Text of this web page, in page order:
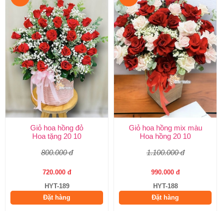
Giỏ hoa hồng đỏ
Hoa tặng 20 10
800.000 đ
720.000 đ
HYT-189
Đặt hàng
Giỏ hoa hồng mix màu
Hoa hồng 20 10
1.100.000 đ
990.000 đ
HYT-188
Đặt hàng